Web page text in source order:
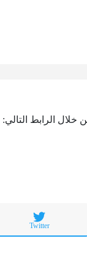
خلال الرابط التالي:
Twitter